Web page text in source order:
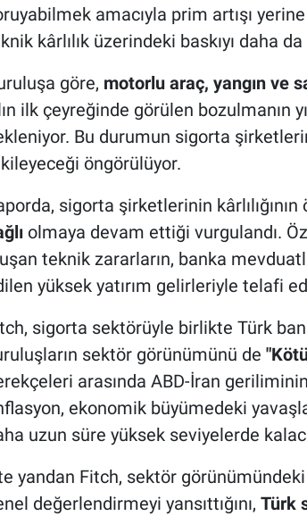
amacıyla prim artışı
kârlılık üzerindeki baskıyı daha
göre, motorlu araç, yangın ve
ilk çeyreğinde görülen bozulmanın
Bu durumun sigorta
öngörülüyor.
sigorta şirketlerinin
olmaya devam ettiği vurgulandı.
teknik zararların, banka
yüksek yatırım gelirleriyle telafi
sigorta sektörüyle birlikte Türk
sektör görünümünü de
arasında ABD-İran
ekonomik büyümedeki
uzun süre yüksek seviyelerde
yandan Fitch, sektör
değerlendirmeyi yansıttığını, Türk